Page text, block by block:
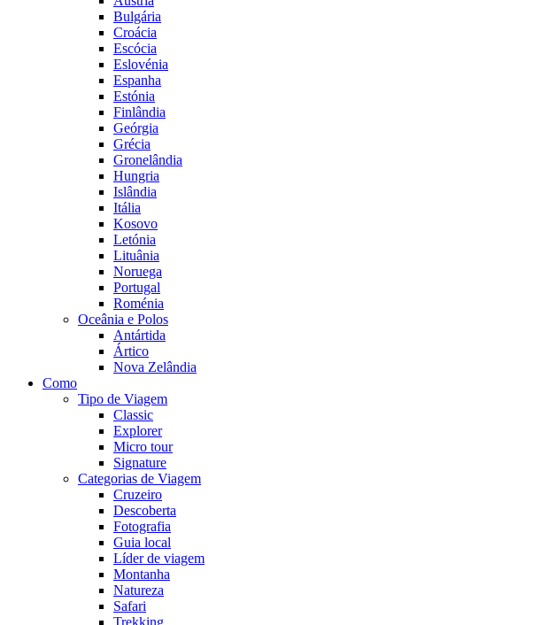
Bulgária
Croácia
Escócia
Eslovénia
Espanha
Estónia
Finlândia
Geórgia
Grécia
Gronelândia
Hungria
Islândia
Itália
Kosovo
Letónia
Lituânia
Noruega
Portugal
Roménia
Oceânia e Polos
Antártida
Ártico
Nova Zelândia
Como
Tipo de Viagem
Classic
Explorer
Micro tour
Signature
Categorias de Viagem
Cruzeiro
Descoberta
Fotografia
Guia local
Líder de viagem
Montanha
Natureza
Safari
Trekking